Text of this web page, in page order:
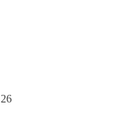
26